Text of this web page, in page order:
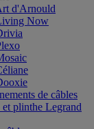
d'Arnould
Now
de câbles
plinthe Legrand